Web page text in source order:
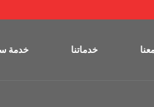
خدماتنا خدمة